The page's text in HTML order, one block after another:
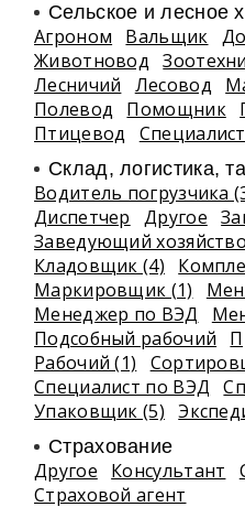
Сельское и лесное
Агроном Вальщик
Животновод
Лесничий
Лесовод
Полевод
Помощник
Птицевод
Специалист
Склад, логистика,
Водитель погрузчика
Диспетчер
Другое
Заведующий
Кладовщик (4)
Маркировщик (1)
Менеджер по ВЭД
Подсобный рабочий
Рабочий (1)
Специалист по ВЭД
Упаковщик (5)
Страхование
Другое Консультант
Страховой агент